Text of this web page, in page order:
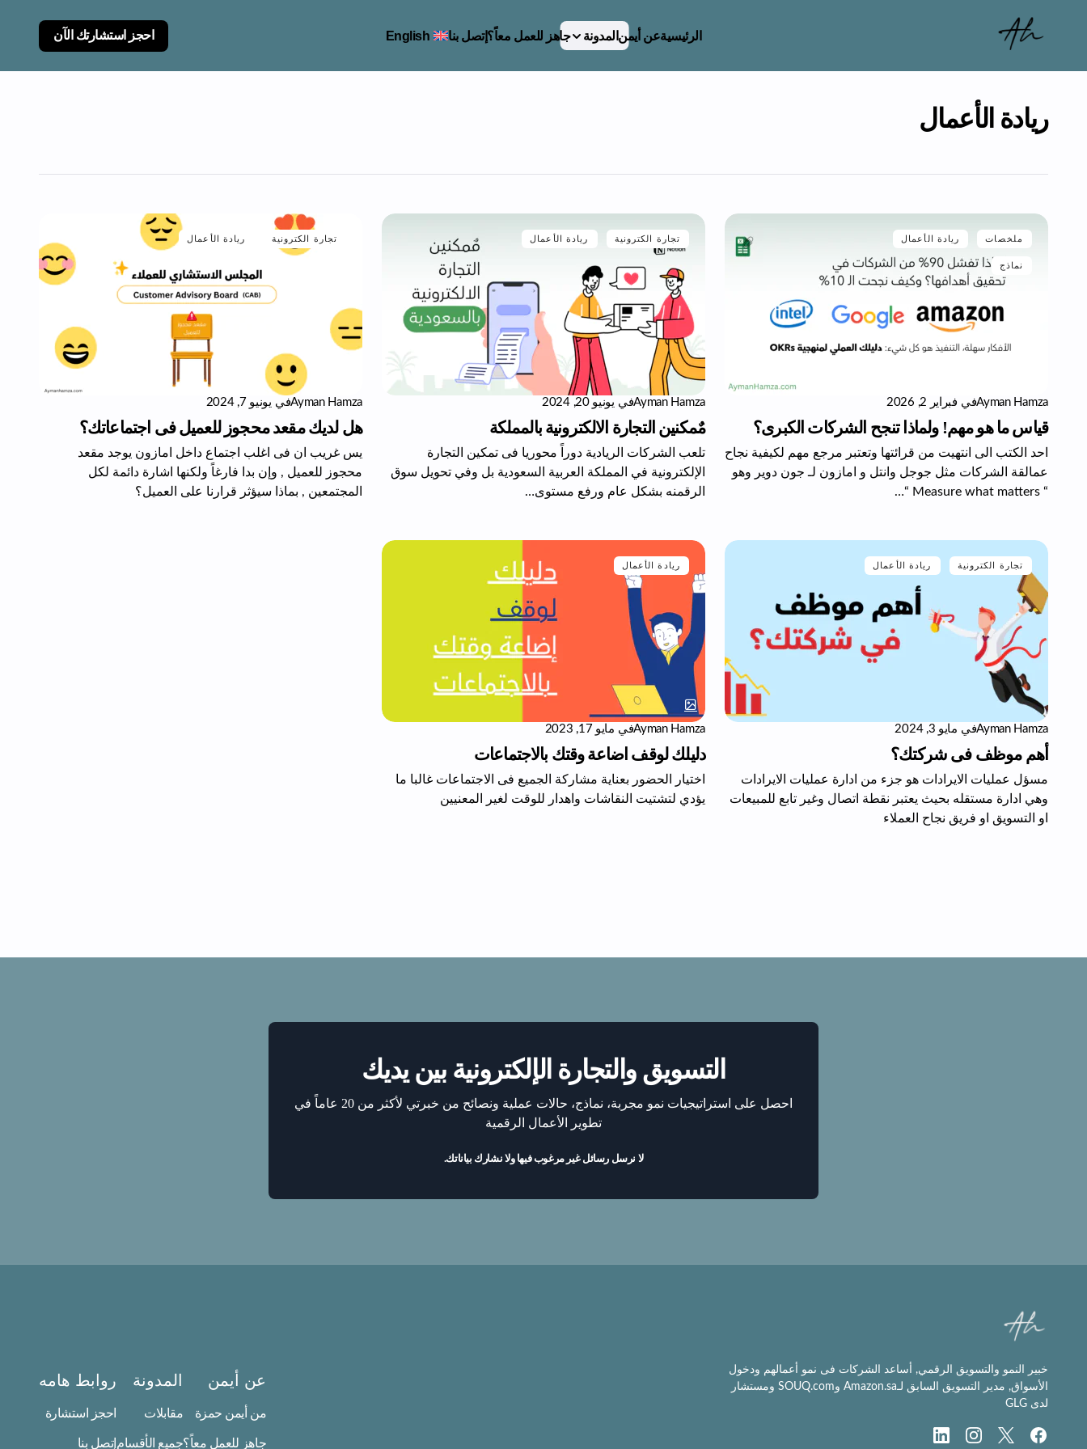
الرئيسيةعن أيمن المدونة جاهز للعمل معاً؟إتصل بنا English احجز استشارتك الآن
ريادة الأعمال
ملخصات ريادة الأعمال
نماذج
Ayman Hamzaفي فبراير 2, 2026
قياس ما هو مهم! ولماذا تنجح الشركات الكبرى؟
احد الكتب الى انتهيت من قرائتها وتعتبر مرجع مهم لكيفية نجاح
عمالقة الشركات مثل جوجل وانتل و امازون لـ جون دوير وهو
“ Measure what matters “…
تجارة الكترونية ريادة الأعمال
Ayman Hamzaفي يونيو 20, 2024
مٌمكنين التجارة الالكترونية بالمملكة
تلعب الشركات الريادية دوراً محوريا فى تمكين التجارة
الإلكترونية في المملكة العربية السعودية بل وفي تحويل سوق
الرقمنه بشكل عام ورفع مستوى…
تجارة الكترونية ريادة الأعمال
Ayman Hamzaفي يونيو 7, 2024
هل لديك مقعد محجوز للعميل فى اجتماعاتك؟
يس غريب ان فى اغلب اجتماع داخل امازون يوجد مقعد
محجوز للعميل , وإن بدا فارغاً ولكنها اشارة دائمة لكل
المجتمعين , بماذا سيؤثر قرارنا على العميل؟
تجارة الكترونية ريادة الأعمال
Ayman Hamzaفي مايو 3, 2024
أهم موظف فى شركتك؟
مسؤل عمليات الايرادات هو جزء من ادارة عمليات الايرادات
وهي ادارة مستقله بحيث يعتبر نقطة اتصال وغير تابع للمبيعات
او التسويق او فريق نجاح العملاء
ريادة الأعمال
Ayman Hamzaفي مايو 17, 2023
دليلك لوقف اضاعة وقتك بالاجتماعات
اختيار الحضور بعناية مشاركة الجميع فى الاجتماعات غالبا ما
يؤدي لتشتيت النقاشات واهدار للوقت لغير المعنيين
التسويق والتجارة الإلكترونية بين يديك
احصل على استراتيجيات نمو مجربة، نماذج، حالات عملية ونصائح من خبرتي لأكثر من 20 عاماً في
تطوير الأعمال الرقمية
لا نرسل رسائل غير مرغوب فيها ولا نشارك بياناتك.
خبير النمو والتسويق الرقمي, أساعد الشركات فى نمو أعمالهم ودخول
الأسواق, مدير التسويق السابق لـAmazon.sa وSOUQ.com ومستشار
لدى GLG
عن أيمن
من أيمن حمزة
جاهز للعمل معاً؟
المدونة
مقابلات
جميع الأقسام
روابط هامه
احجز استشارة
إتصل بنا